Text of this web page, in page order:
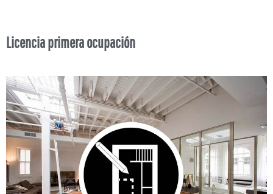
Licencia primera ocupación